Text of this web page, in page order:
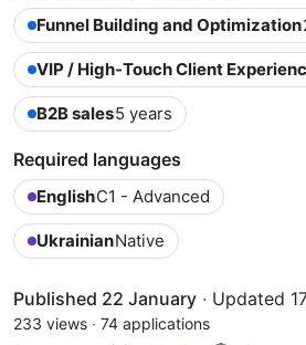
Funnel Building and Optimization
VIP / High-Touch Client
B2B sales5 years
Required languages
EnglishC1 - Advanced
UkrainianNative
Published 22 January · Updated
233 views · 74 applications